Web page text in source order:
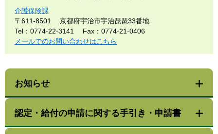
介護保険課
〒611-8501
京都府宇治市宇治琵琶33番地
Tel：0774-22-3141
Fax：0774-21-0406
メールでのお問い合わせはこちら
お知らせ
認定・給付の申請に関する手引き・申請書